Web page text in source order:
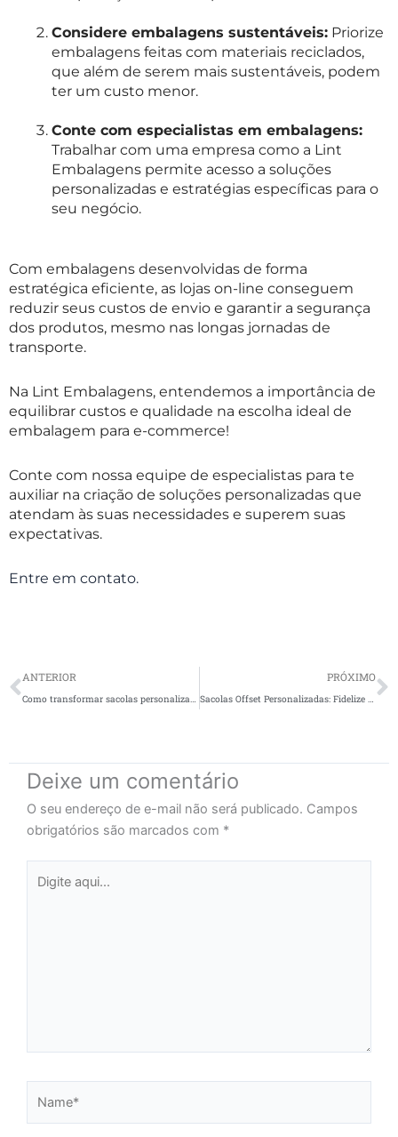
Considere embalagens sustentáveis: Priorize
embalagens feitas com materiais reciclados,
que além de serem mais sustentáveis, podem
ter um custo menor.
Conte com especialistas em embalagens:
Trabalhar com uma empresa como a Lint
Embalagens permite acesso a soluções
personalizadas e estratégias específicas para o
seu negócio.
Com embalagens desenvolvidas de forma
estratégica eficiente, as lojas on-line conseguem
reduzir seus custos de envio e garantir a segurança
dos produtos, mesmo nas longas jornadas de
transporte.
Na Lint Embalagens, entendemos a importância de
equilibrar custos e qualidade na escolha ideal de
embalagem para e-commerce!
Conte com nossa equipe de especialistas para te
auxiliar na criação de soluções personalizadas que
atendam às suas necessidades e superem suas
expectativas.
Entre em contato.
Prev
ANTERIOR
Como transformar sacolas personalizadas em ferramentas de marketing e diferenciação de marca
PRÓXIMO
Sacolas Offset Personalizadas: Fidelize Clientes e Fortaleça sua Marca
Deixe um comentário
O seu endereço de e-mail não será publicado. Campos
obrigatórios são marcados com *
aqui...